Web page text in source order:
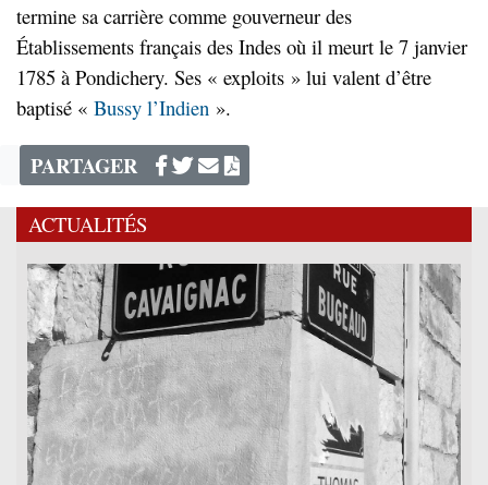
termine sa carrière comme gouverneur des
Établissements français des Indes où il meurt le 7 janvier
1785 à Pondichery. Ses « exploits » lui valent d’être
baptisé « Bussy l’Indien ».
PARTAGER
ACTUALITÉS